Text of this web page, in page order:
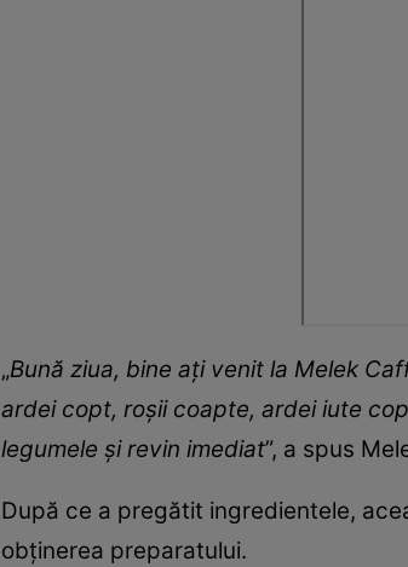
„Bună ziua, bine ați venit la Melek
ardei copt, roșii coapte, ardei iute
legumele și revin imediat”, a spus
După ce a pregătit ingredientele,
obținerea preparatului.